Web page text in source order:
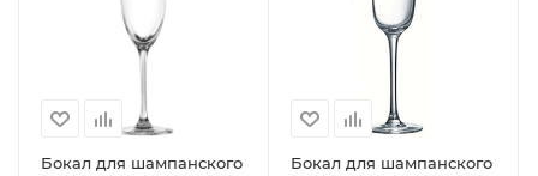
Бокал для шампанского
Бокал для шампанского